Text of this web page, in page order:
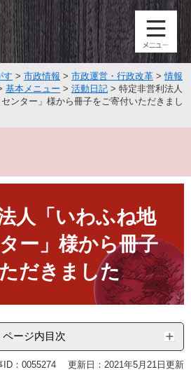
す > 市政情報 > 市政運営・行政改革 >情報
基本メニュー > 活動日記 > 特定非営利法人
センター」様から冊子をご寄付いただきまし
人「いわふね地
ー」様から冊子
だきました
ページ内目次
ID：0055274 更新日：2021年5月21日更新